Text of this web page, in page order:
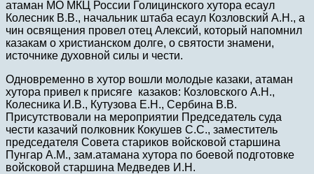
атаман МО МКЦ России Голицинского хутора есаул
Колесник В.В., начальник штаба есаул Козловский А.Н., а
чин освящения провел отец Алексий, который напомнил
казакам о христианском долге, о святости знамени,
источнике духовной силы и чести.
Одновременно в хутор вошли молодые казаки, атаман
хутора привел к присяге казаков: Козловского А.Н.,
Колесника И.В., Кутузова Е.Н., Сербина В.В.
Присутствовали на мероприятии Председатель суда
чести казачий полковник Кокушев С.С., заместитель
председателя Совета стариков войсковой старшина
Пунгар А.М., зам.атамана хутора по боевой подготовке
войсковой старшина Медведев И.Н.